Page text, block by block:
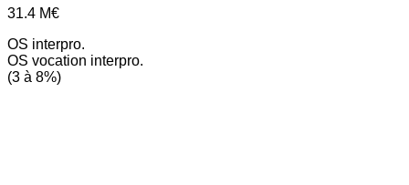
31.4 M€
OS interpro.
OS vocation interpro.
(3 à 8%)